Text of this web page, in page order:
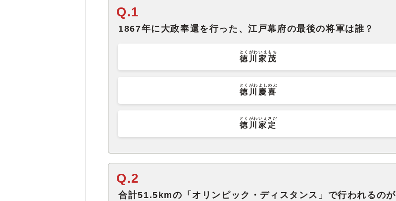
Q.1
1867年に大政奉還を行った、江戸幕府の最後の将軍は誰？
徳川家茂
とくがわいえもち
徳川慶喜
とくがわよしのぶ
徳川家定
とくがわいえさだ
Q.2
合計51.5kmの「オリンピック・ディスタンス」で行われるのが